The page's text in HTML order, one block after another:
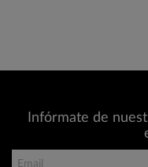
Infórmate de